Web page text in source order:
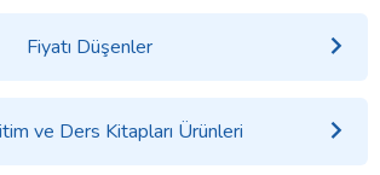
Fiyatı Düşenler
ve Ders Kitapları Ürünleri